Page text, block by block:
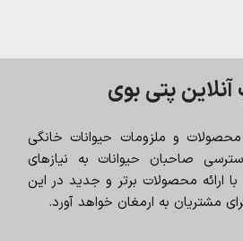
پتی بوی
محصولات و ملزومات حیوانات خانگی
صاحبان حیوانات به نیازهای
ارائه محصولات برتر و جدید در این
مشتریان به ارمغان خواهد آورد.